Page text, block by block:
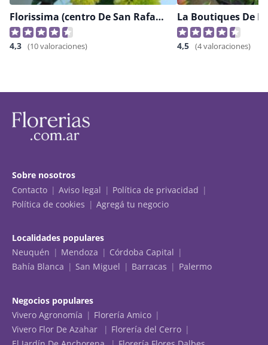
Florissima (centro De San Rafael)
4,3 (10 valoraciones)
La Boutiques De
4,5 (4 valoraciones)
Sobre nosotros
Contacto
Aviso legal
Política de privacidad
Política de cookies
Agregá tu negocio
Localidades populares
Neuquén
Mendoza
Córdoba Capital
Bahía Blanca
San Miguel Barracas Palermo
Negocios populares
Vivero Agronomía
Florería Amico
Vivero Flor De Azahar
Florería del Cerro